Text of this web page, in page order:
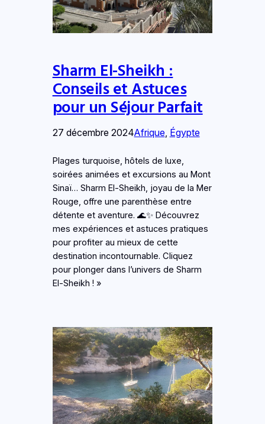
Sharm El-Sheikh :
Conseils et Astuces
pour un Séjour Parfait
27 décembre 2024Afrique, Égypte
Plages turquoise, hôtels de luxe,
soirées animées et excursions au Mont
Sinaï… Sharm El-Sheikh, joyau de la Mer
Rouge, offre une parenthèse entre
détente et aventure. 🌊✨ Découvrez
mes expériences et astuces pratiques
pour profiter au mieux de cette
destination incontournable. Cliquez
pour plonger dans l’univers de Sharm
El-Sheikh ! »